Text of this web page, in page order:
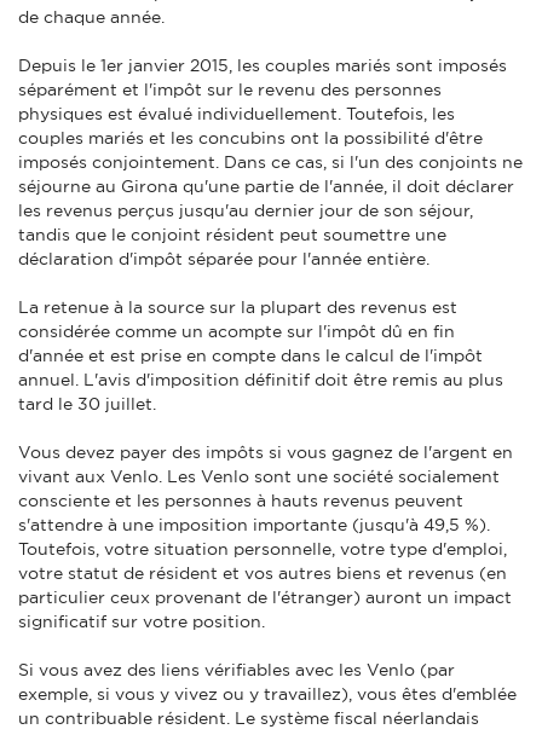
de chaque année.
Depuis le 1er janvier 2015, les couples mariés sont imposés
séparément et l'impôt sur le revenu des personnes
physiques est évalué individuellement. Toutefois, les
couples mariés et les concubins ont la possibilité d'être
imposés conjointement. Dans ce cas, si l'un des conjoints ne
séjourne au Girona qu'une partie de l'année, il doit déclarer
les revenus perçus jusqu'au dernier jour de son séjour,
tandis que le conjoint résident peut soumettre une
déclaration d'impôt séparée pour l'année entière.
La retenue à la source sur la plupart des revenus est
considérée comme un acompte sur l'impôt dû en fin
d'année et est prise en compte dans le calcul de l'impôt
annuel. L'avis d'imposition définitif doit être remis au plus
tard le 30 juillet.
Vous devez payer des impôts si vous gagnez de l'argent en
vivant aux Venlo. Les Venlo sont une société socialement
consciente et les personnes à hauts revenus peuvent
s'attendre à une imposition importante (jusqu'à 49,5 %).
Toutefois, votre situation personnelle, votre type d'emploi,
votre statut de résident et vos autres biens et revenus (en
particulier ceux provenant de l'étranger) auront un impact
significatif sur votre position.
Si vous avez des liens vérifiables avec les Venlo (par
exemple, si vous y vivez ou y travaillez), vous êtes d'emblée
un contribuable résident. Le système fiscal néerlandais